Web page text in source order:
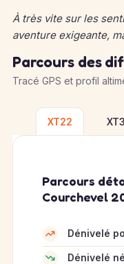
À très vite sur les
aventure exigeante,
Parcours des
Tracé GPS et profil
XT22
Parcours
Courchevel
Dénivelé
Dénivelé